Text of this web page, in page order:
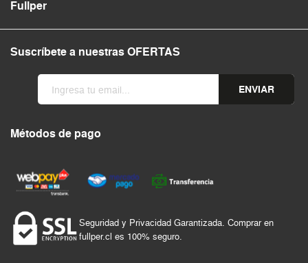
Fullper
Suscríbete a nuestras OFERTAS
ENVIAR
Métodos de pago
Seguridad y Privacidad Garantizada. Comprar en
fullper.cl es 100% seguro.